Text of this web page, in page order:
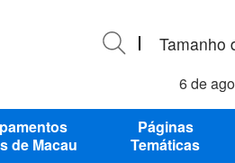
Tamanho
6 de
de Macau
Páginas
Temáticas